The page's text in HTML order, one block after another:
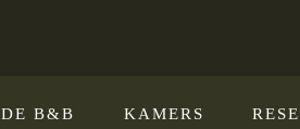
DE B&B KAMERS